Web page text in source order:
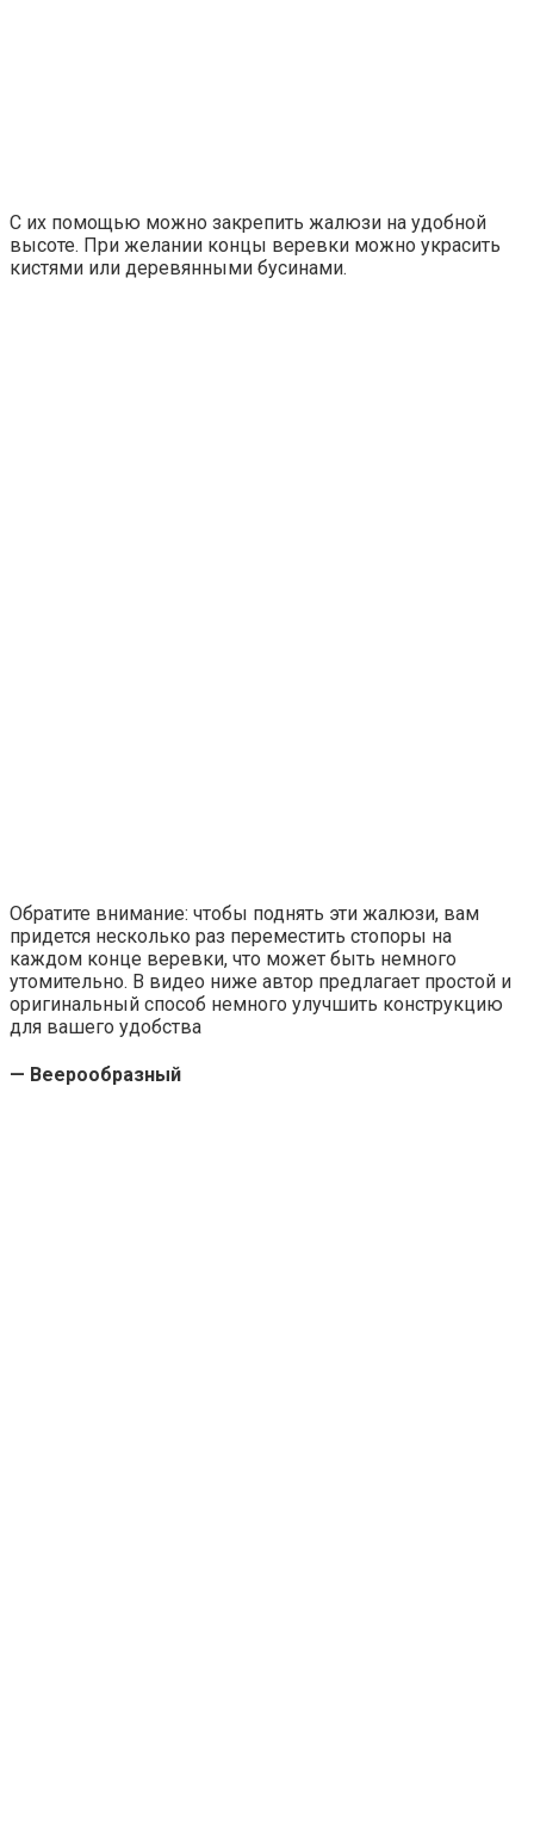
С их помощью можно закрепить жалюзи на удобной
высоте. При желании концы веревки можно украсить
кистями или деревянными бусинами.
Обратите внимание: чтобы поднять эти жалюзи, вам
придется несколько раз переместить стопоры на
каждом конце веревки, что может быть немного
утомительно. В видео ниже автор предлагает простой и
оригинальный способ немного улучшить конструкцию
для вашего удобства
— Веерообразный